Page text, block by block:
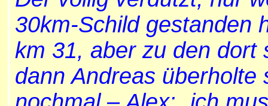
30km-Schild gestanden
km 31, aber zu den dort
dann Andreas überholte